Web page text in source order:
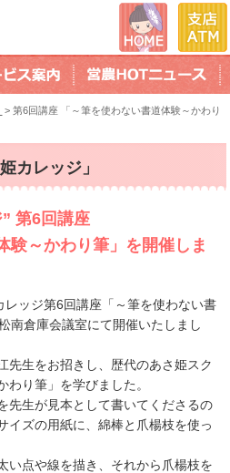
> 第6回講座 「～筆を使わない書道体験～かわり
カレッジ」
第6回講座
験～かわり筆」を開催しま
ッジ第6回講座「～筆を使わない書
南倉庫会議室にて開催いたしまし
先生をお招きし、歴代のあさ姫スク
り筆」を学びました。
先生が見本として書いてくださるの
イズの用紙に、綿棒と爪楊枝を使っ
い点や線を描き、それから爪楊枝を